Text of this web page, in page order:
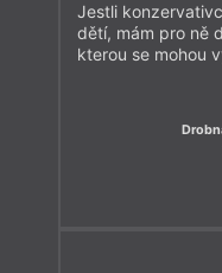
Jestli
dětí, mám pro ně
kterou se mohou